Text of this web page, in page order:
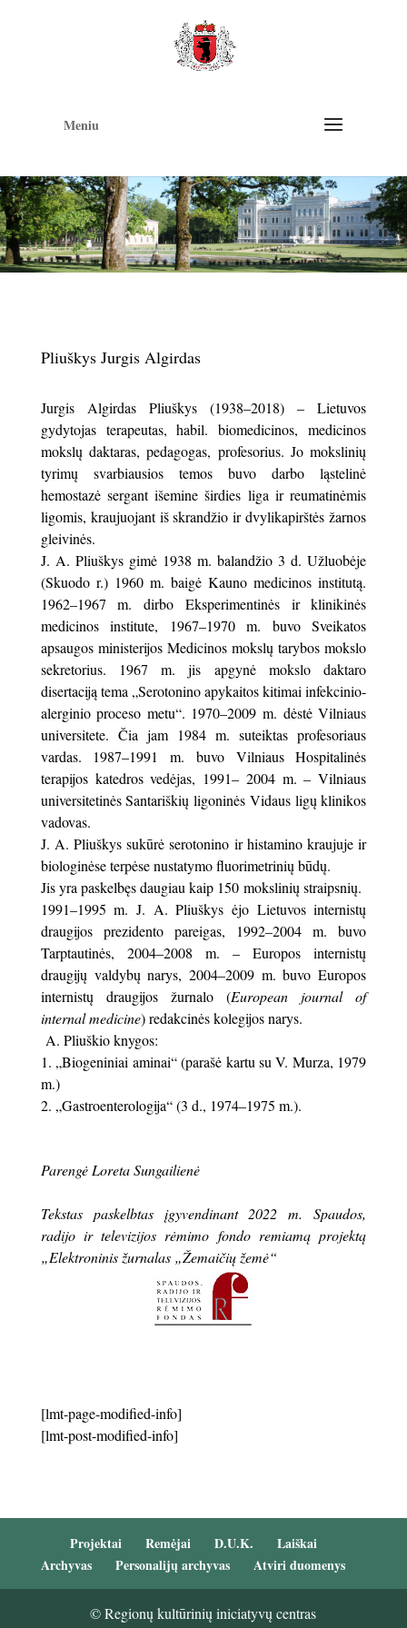
Meniu
Pliuškys Jurgis Algirdas
Jurgis Algirdas Pliuškys (1938–2018) – Lietuvos
gydytojas terapeutas, habil. biomedicinos, medicinos
mokslų daktaras, pedagogas, profesorius. Jo mokslinių
tyrimų svarbiausios temos buvo darbo ląstelinė
hemostazė sergant išemine širdies liga ir reumatinėmis
ligomis, kraujuojant iš skrandžio ir dvylikapirštės žarnos
gleivinės.
J. A. Pliuškys gimė 1938 m. balandžio 3 d. Užluobėje
(Skuodo r.) 1960 m. baigė Kauno medicinos institutą.
1962–1967 m. dirbo Eksperimentinės ir klinikinės
medicinos institute, 1967–1970 m. buvo Sveikatos
apsaugos ministerijos Medicinos mokslų tarybos mokslo
sekretorius. 1967 m. jis apgynė mokslo daktaro
disertaciją tema „Serotonino apykaitos kitimai infekcinio-
alerginio proceso metu“. 1970–2009 m. dėstė Vilniaus
universitete. Čia jam 1984 m. suteiktas profesoriaus
vardas. 1987–1991 m. buvo Vilniaus Hospitalinės
terapijos katedros vedėjas, 1991– 2004 m. – Vilniaus
universitetinės Santariškių ligoninės Vidaus ligų klinikos
vadovas.
J. A. Pliuškys sukūrė serotonino ir histamino kraujuje ir
biologinėse terpėse nustatymo fluorimetrinių būdų.
Jis yra paskelbęs daugiau kaip 150 mokslinių straipsnių.
1991–1995 m. J. A. Pliuškys ėjo Lietuvos internistų
draugijos prezidento pareigas, 1992–2004 m. buvo
Tarptautinės, 2004–2008 m. – Europos internistų
draugijų valdybų narys, 2004–2009 m. buvo Europos
internistų draugijos žurnalo (European journal of
internal medicine) redakcinės kolegijos narys.
A. Pliuškio knygos:
„Biogeniniai aminai“ (parašė kartu su V. Murza, 1979
m.)
„Gastroenterologija“ (3 d., 1974–1975 m.).
Parengė Loreta Sungailienė
Tekstas paskelbtas įgyvendinant 2022 m. Spaudos,
radijo ir televizijos rėmimo fondo remiamą projektą
„Elektroninis žurnalas „Žemaičių žemė“
[lmt-page-modified-info]
[lmt-post-modified-info]
Projektai Remėjai D.U.K.
Laiškai
Archyvas
Personalijų archyvas Atviri duomenys
© Regionų kultūrinių iniciatyvų centras